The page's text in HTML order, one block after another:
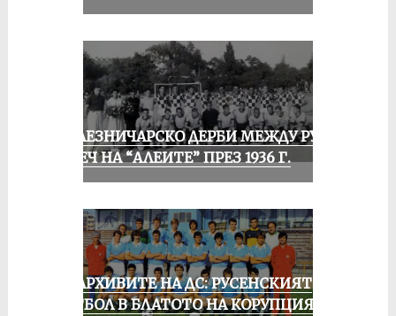
ЖЕЛЕЗНИЧАРСКО ДЕРБИ МЕЖДУ РУСЕ
И ПЕЧ НА “АЛЕИТЕ” ПРЕЗ 1936 Г.
ИЗ АРХИВИТЕ НА ДС: РУСЕНСКИЯТ
ФУТБОЛ В БЛАТОТО НА КОРУПЦИЯТА